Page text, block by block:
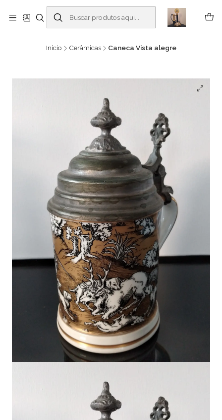
Buscantiguidades - Leilões. Colecionismo e antiguidades em Viana do
Castelo -
Leia mais
Início Cerâmicas Caneca Vista alegre